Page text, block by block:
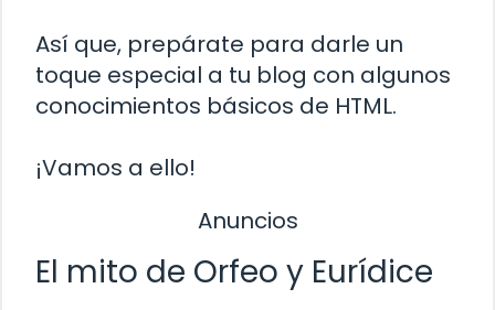
Así que, prepárate para darle un
toque especial a tu blog con algunos
conocimientos básicos de HTML.
¡Vamos a ello!
Anuncios
El mito de Orfeo y Eurídice